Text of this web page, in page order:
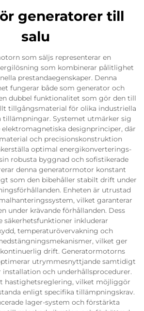
generatorer till
salu
som säljs representerar en
som kombinerar pålitlighet
prestandaegenskaper. Denna
fungerar både som generator och
dubbel funktionalitet som gör den till
tillgångsmaterial för olika industriella
tillämpningar. Systemet utmärker sig
elektromagnetiska designprinciper, där
och precisionskonstruktion
optimal energikonverterings-
robusta byggnad och sofistikerade
denna generatormotor konstant
som den bibehåller stabilt drift under
Enheten är utrustad
vilket garanterar
under krävande förhållanden. Dess
säkerhetsfunktioner inkluderar
temperaturövervakning och
vilket ger
drift. Generatormotorns
utrymmesnyttjande samtidigt
installation och underhållsprocedurer.
hastighetsreglering, vilket möjliggör
enligt specifika tillämpningskrav.
lager-system och förstärkta